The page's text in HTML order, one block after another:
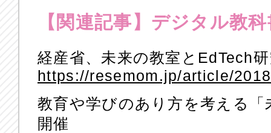
【関連記事】デジタル教
経産省、未来の教室とEdTech
https://resemom.jp/article/
教育や学びのあり方を考える
開催